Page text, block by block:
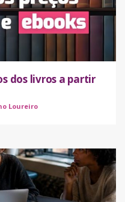
dos livros a partir
Loureiro